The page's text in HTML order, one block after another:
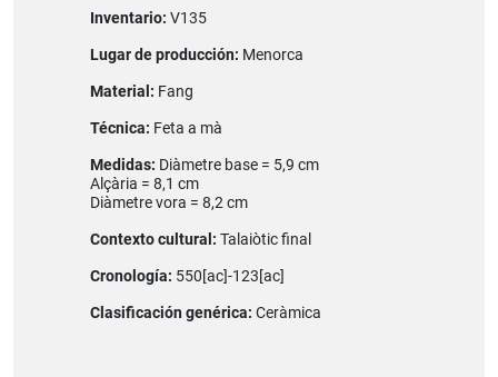
Inventario: V135
Lugar de producción: Menorca
Material: Fang
Técnica: Feta a mà
Medidas: Diàmetre base = 5,9 cm
Alçària = 8,1 cm
Diàmetre vora = 8,2 cm
Contexto cultural: Talaiòtic final
Cronología: 550[ac]-123[ac]
Clasificación genérica: Ceràmica